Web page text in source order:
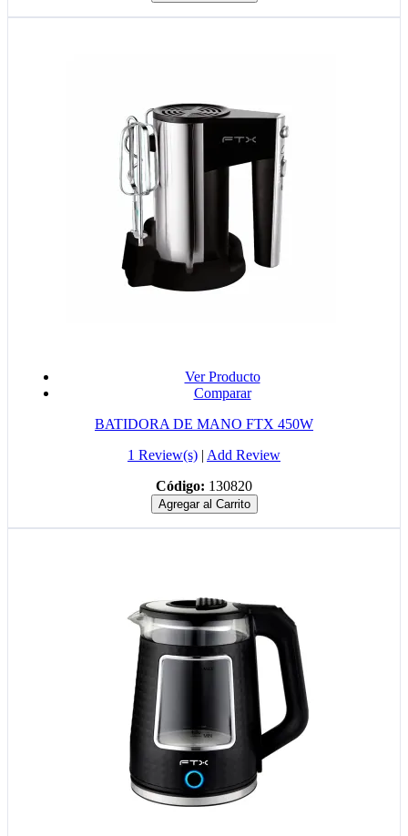
Ver Producto
Comparar
BATIDORA DE MANO FTX 450W
1 Review(s) | Add Review
Código: 130820
Agregar al Carrito